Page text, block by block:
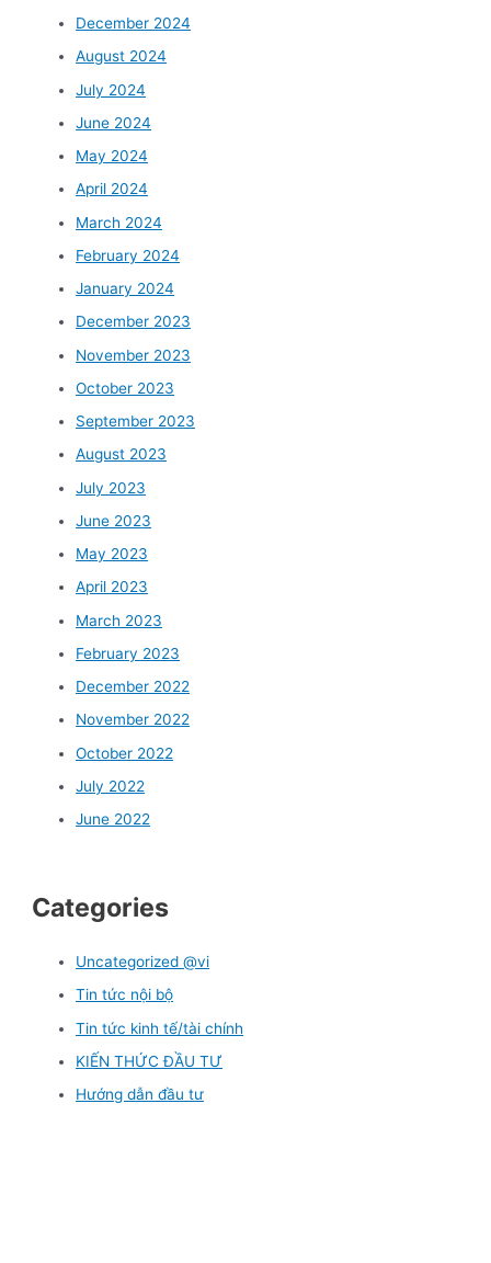
December 2024
August 2024
July 2024
June 2024
May 2024
April 2024
March 2024
February 2024
January 2024
December 2023
November 2023
October 2023
September 2023
August 2023
July 2023
June 2023
May 2023
April 2023
March 2023
February 2023
December 2022
November 2022
October 2022
July 2022
June 2022
Categories
Uncategorized @vi
Tin tức nội bộ
Tin tức kinh tế/tài chính
KIẾN THỨC ĐẦU TƯ
Hướng dẫn đầu tư